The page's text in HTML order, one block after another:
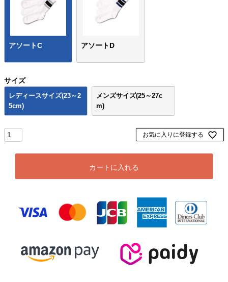
アソートC アソートD
サイズ
レディースサイズ(23～2
5cm)
メンズサイズ(25～27c
m)
お気に入りに登録する
カートに入れる